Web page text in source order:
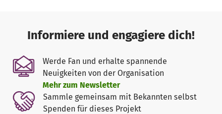
Mit der Zeit werden wir hier mehr und mehr Bedarfe
anlegen. Denn es gibt noch viel zu tun:
Heizung, Dach, Wände – um nur ein paar der Baustellen zu
nennen. In den News halten wir Euch auf dem Laufenden.
Wenn Ihr Euch aktiv beteiligen wollt, schickt eine Mail an
werkstatt@utopiastadt.eu und wir tragen Euch auf der
Helferliste ein.
Informiere und engagiere dich!
Werde Fan und erhalte spannende
Neuigkeiten von der Organisation
Mehr zum Newsletter
Sammle gemeinsam mit Bekannten selbst
Spenden für dieses Projekt